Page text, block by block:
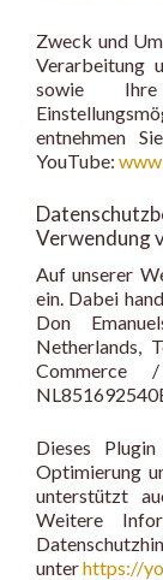
Zweck und
Verarbeitung
sowie
entnehmen
YouTube:
Verwendung
Auf unserer
ein. Dabei
Don
Netherlands,
Commerce
Dieses
Optimierung
unterstützt
Weitere
unterhttps://